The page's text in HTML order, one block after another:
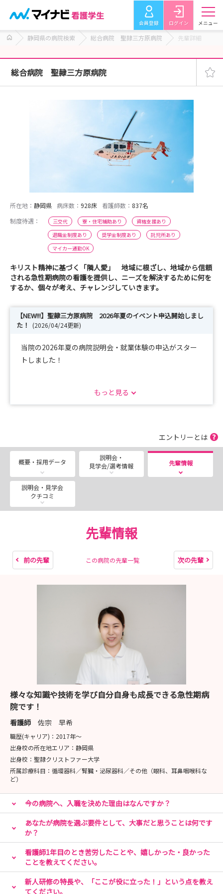
会員登録 ログイン メニュー
静岡県の病院検索 総合病院 聖隷三方原病院 先輩詳細
総合病院 聖隷三方原病院
所在地： 静岡県 病床数： 928床 看護師数： 837名
制度待遇：
三交代 寮・住宅補助あり
資格支援あり
退職金制度あり
奨学金制度あり
託児所あり
マイカー通勤OK
キリスト精神に基づく「隣人愛」 地域に根ざし、地域から信頼
される急性期病院の看護を提供し、ニーズを解決するために何を
するか、個々が考え、チャレンジしていきます。
【NEW!!!】聖隷三方原病院 2026年夏のイベント申込開始しまし
た！
(2026/04/24更新)
当院の2026年夏の病院説明会・就業体験の申込がスター
トしました！
実際に働いている先輩職員のホンネをぜひ聞いてくださ
い！!
日程は当院ホームページや公式インスタグラムをご覧くだ
さい！
研修風景も随時投稿しています☆
もっと見る
エントリーとは
概要・採用データ
説明会・
見学会/選考情報
先輩情報
説明会・見学会
クチコミ
先輩情報
前の先輩 この病院の先輩一覧 次の先輩
様々な知識や技術を学び自分自身も成長できる急性期病
院です！
看護師 佐宗 早希
職歴(キャリア)： 2017年〜
出身校の所在地エリア： 静岡県
出身校： 聖隷クリストファー大学
所属診療科目： 循環器科／腎臓・泌尿器科／その他（眼科、耳鼻咽喉科な
ど）
今の病院へ、入職を決めた理由はなんですか？
あなたが病院を選ぶ要件として、大事だと思うことは何です
か？
看護師1年目のとき苦労したことや、嬉しかった・良かった
ことを教えてください。
新人研修の特長や、「ここが役に立った！」という点を教え
てください。